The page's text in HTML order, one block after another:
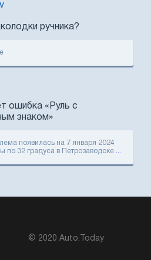
ручника?
ошибка «Руль с
знаком»
появилась на 7 января 2024
по 32 градуса в Петрозаводске
© 2020 Auto.Today